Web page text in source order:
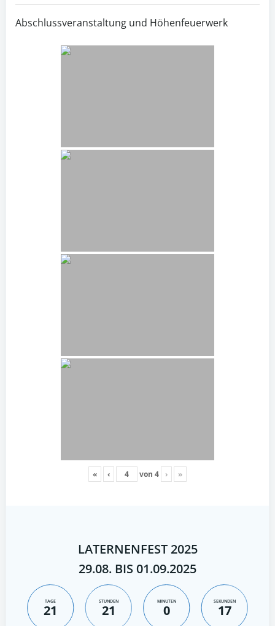
Abschlussveranstaltung und Höhenfeuerwerk
« ‹ von 4 › »
LATERNENFEST 2025
29.08. BIS 01.09.2025
TAGE
21
STUNDEN
21
MINUTEN
0
SEKUNDEN
16